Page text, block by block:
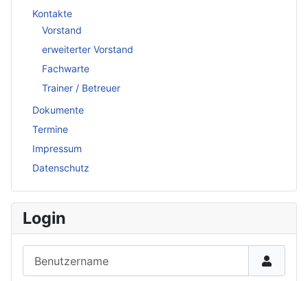
Kontakte
Vorstand
erweiterter Vorstand
Fachwarte
Trainer / Betreuer
Dokumente
Termine
Impressum
Datenschutz
Login